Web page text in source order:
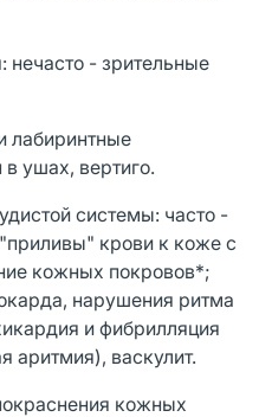
нечасто - зрительные
лабиринтные
ушах, вертиго.
системы: часто -
крови к коже с
кожных покровов*;
нарушения ритма
и фибрилляция
аритмия), васкулит.
кожных